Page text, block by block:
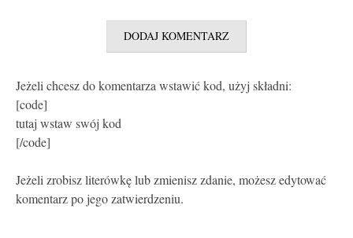
Jeżeli chcesz do komentarza wstawić kod, użyj składni:
[code]
tutaj wstaw swój kod
[/code]
Jeżeli zrobisz literówkę lub zmienisz zdanie, możesz edytować
komentarz po jego zatwierdzeniu.